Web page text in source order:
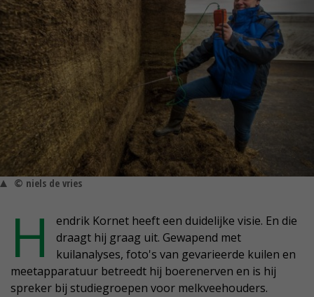
© niels de vries
H
endrik Kornet heeft een duidelijke visie. En die
draagt hij graag uit. Gewapend met
kuilanalyses, foto's van gevarieerde kuilen en
meetapparatuur betreedt hij boerenerven en is hij
spreker bij studiegroepen voor melkveehouders.